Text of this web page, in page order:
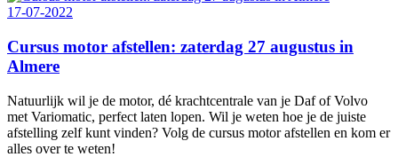
17-07-2022
Cursus motor afstellen: zaterdag 27 augustus in
Almere
Natuurlijk wil je de motor, dé krachtcentrale van je Daf of Volvo
met Variomatic, perfect laten lopen. Wil je weten hoe je de juiste
afstelling zelf kunt vinden? Volg de cursus motor afstellen en kom er
alles over te weten!